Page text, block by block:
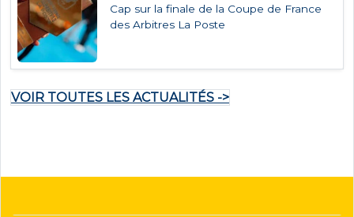
Cap sur la finale de la Coupe de France
des Arbitres La Poste
VOIR TOUTES LES ACTUALITÉS ->